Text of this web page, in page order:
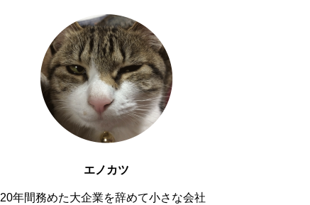
エノカツ
20年間務めた大企業を辞めて小さな会社